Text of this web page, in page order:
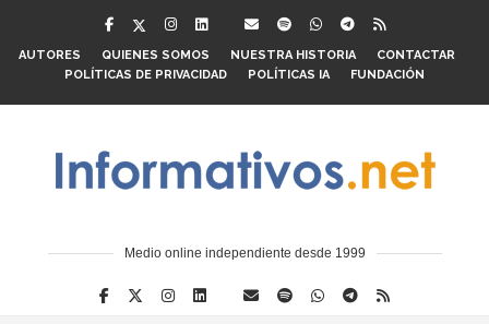
AUTORES QUIENES SOMOS NUESTRA HISTORIA
CONTACTAR
POLÍTICAS DE PRIVACIDAD
POLÍTICAS IA FUNDACIÓN
Medio online independiente desde 1999